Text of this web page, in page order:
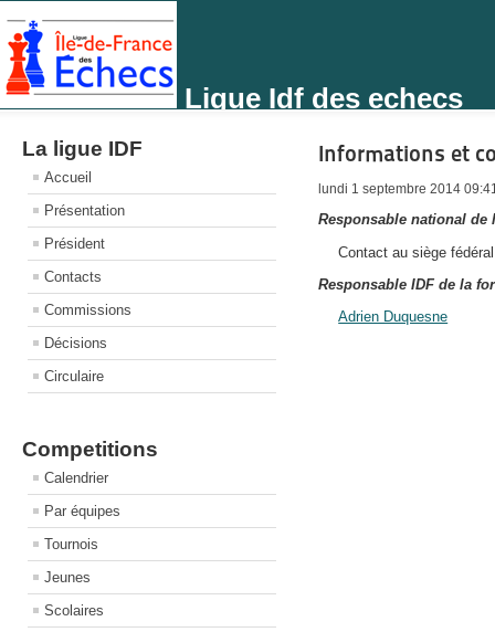
Ligue Idf des echecs
La ligue IDF
Accueil
Présentation
Président
Contacts
Commissions
Décisions
Circulaire
Competitions
Calendrier
Par équipes
Tournois
Jeunes
Scolaires
Informations et
lundi 1 septembre 2014
Responsable national
Contact au siège
Responsable IDF de la
Adrien Duquesne